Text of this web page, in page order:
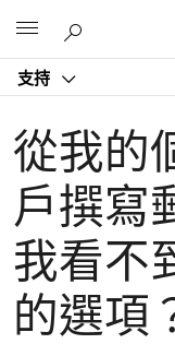
支持
從我的
戶撰寫
我看不
的選項